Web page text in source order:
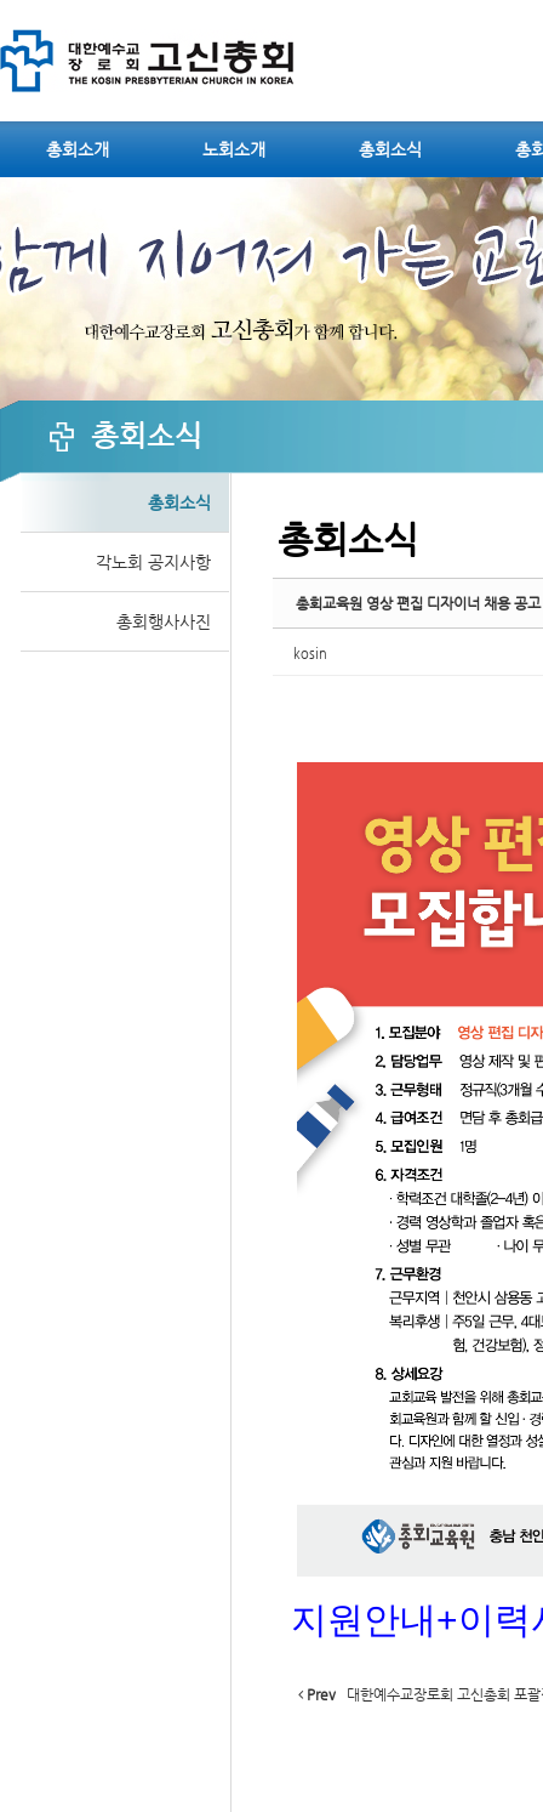
총회소개 노회소개 총회소식 총
총회소식
총회소식
각노회 공지사항
총회행사사진
총회소식
총회교육원 영상 편집 디자이너 채용 공고
kosin
지원안내+이
Prev 대한예수교장로회 고신총회 포
Sketchbook5, 스케치북5
Sketchbook5, 스케치북5